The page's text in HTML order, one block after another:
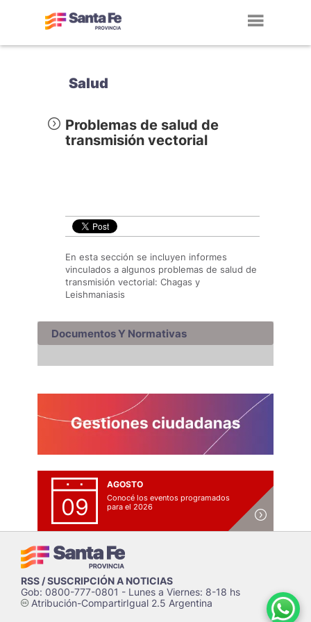
Salud
Problemas de salud de
transmisión vectorial
En esta sección se incluyen informes
vinculados a algunos problemas de salud de
transmisión vectorial: Chagas y
Leishmaniasis
Documentos Y Normativas
09
AGOSTO
Conocé los eventos programados
para el 2026
RSS / SUSCRIPCIÓN A NOTICIAS
Gob: 0800-777-0801 - Lunes a Viernes: 8-18 hs
cAtribución-CompartirIgual 2.5 Argentina